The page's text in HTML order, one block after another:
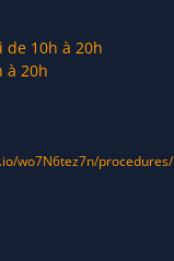
10h à 20h
à 20h
wo7N6tez7n/procedures/